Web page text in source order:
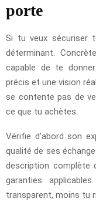
porte
Si tu veux sécuriser
déterminant.
capable de te
précis et une vision
se contente pas de
ce que tu achètes.
Vérifie d’abord son
qualité de ses
description complète
garanties
transparent, moins tu